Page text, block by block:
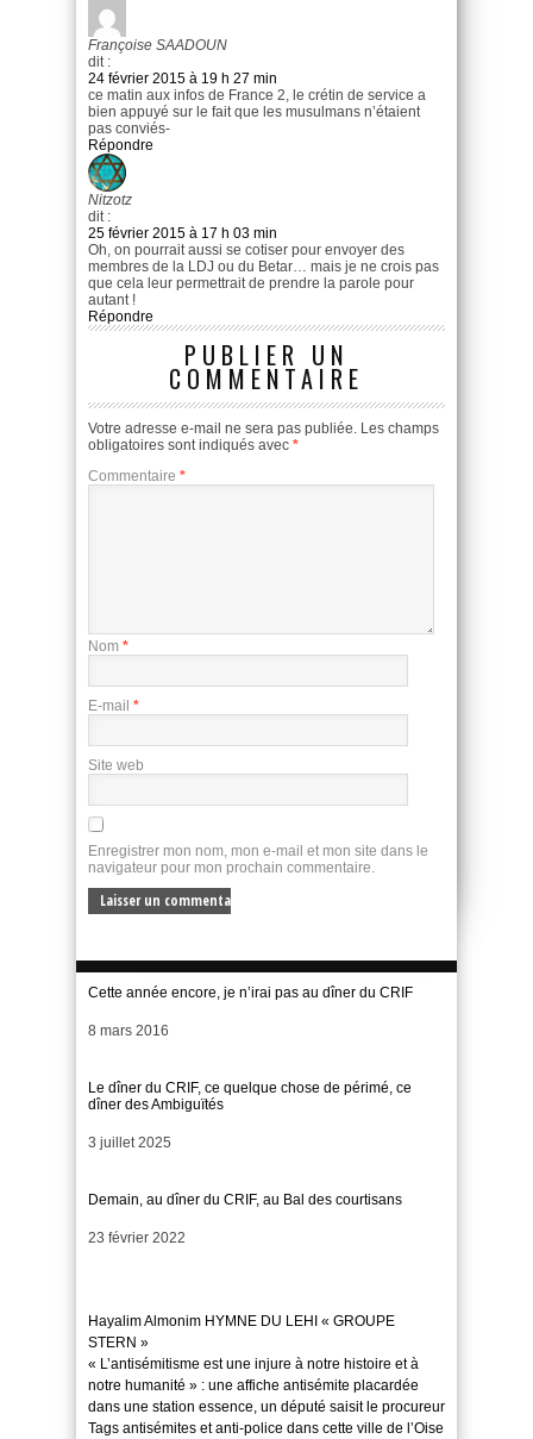
Françoise SAADOUN
dit :
24 février 2015 à 19 h 27 min
ce matin aux infos de France 2, le crétin de service a
bien appuyé sur le fait que les musulmans n’étaient
pas conviés-
Répondre
Nitzotz
dit :
25 février 2015 à 17 h 03 min
Oh, on pourrait aussi se cotiser pour envoyer des
membres de la LDJ ou du Betar… mais je ne crois pas
que cela leur permettrait de prendre la parole pour
autant !
Répondre
PUBLIER UN
COMMENTAIRE
Votre adresse e-mail ne sera pas publiée. Les champs
obligatoires sont indiqués avec *
Commentaire *
Nom *
E-mail *
Site web
Enregistrer mon nom, mon e-mail et mon site dans le
navigateur pour mon prochain commentaire.
Cette année encore, je n’irai pas au dîner du CRIF
Date
8 mars 2016
Le dîner du CRIF, ce quelque chose de périmé, ce
dîner des Ambiguïtés
Date
3 juillet 2025
Demain, au dîner du CRIF, au Bal des courtisans
Date
23 février 2022
Hayalim Almonim HYMNE DU LEHI « GROUPE
STERN »
« L’antisémitisme est une injure à notre histoire et à
notre humanité » : une affiche antisémite placardée
dans une station essence, un député saisit le procureur
Tags antisémites et anti-police dans cette ville de l’Oise